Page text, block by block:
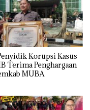
Korupsi Kasus
Terima Penghargaan
MUBA